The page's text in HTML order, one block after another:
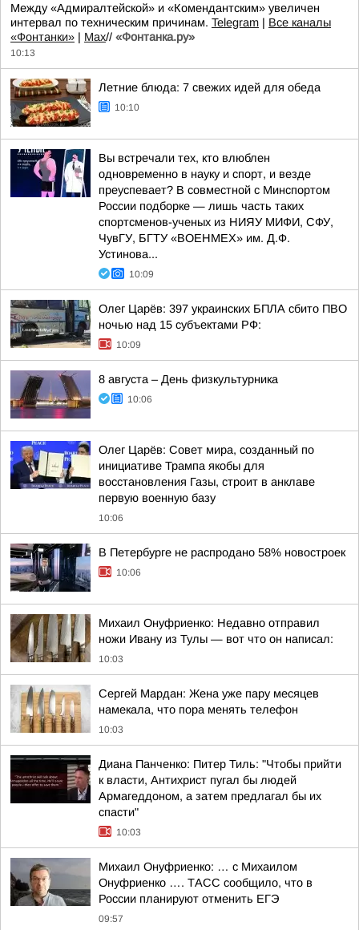
Между «Адмиралтейской» и «Комендантским» увеличен
интервал по техническим причинам. Telegram | Все каналы
«Фонтанки» | Max// «Фонтанка.ру»
10:13
Летние блюда: 7 свежих идей для обеда
10:10
Вы встречали тех, кто влюблен
одновременно в науку и спорт, и везде
преуспевает? В совместной с Минспортом
России подборке — лишь часть таких
спортсменов-ученых из НИЯУ МИФИ, СФУ,
ЧувГУ, БГТУ «ВОЕНМЕХ» им. Д.Ф.
Устинова...
10:09
Олег Царёв: 397 украинских БПЛА сбито ПВО
ночью над 15 субъектами РФ:
10:09
8 августа – День физкультурника
10:06
Олег Царёв: Совет мира, созданный по
инициативе Трампа якобы для
восстановления Газы, строит в анклаве
первую военную базу
10:06
В Петербурге не распродано 58% новостроек
10:06
Михаил Онуфриенко: Недавно отправил
ножи Ивану из Тулы — вот что он написал:
10:03
Сергей Мардан: Жена уже пару месяцев
намекала, что пора менять телефон
10:03
Диана Панченко: Питер Тиль: "Чтобы прийти
к власти, Антихрист пугал бы людей
Армагеддоном, а затем предлагал бы их
спасти"
10:03
Михаил Онуфриенко: … с Михаилом
Онуфриенко …. ТАСС сообщило, что в
России планируют отменить ЕГЭ
09:57